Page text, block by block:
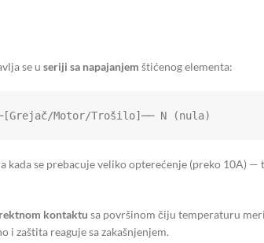
se u seriji sa napajanjem štićenog elementa:
Motor/Trošilo]── N (nula)
se prebacuje veliko opterećenje (preko 10A)
kontaktu sa površinom čiju temperaturu
i zaštita reaguje sa zakašnjenjem.